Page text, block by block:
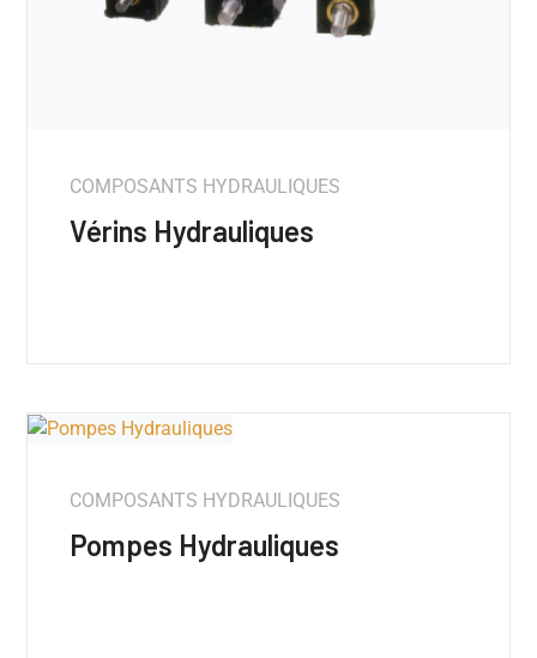
COMPOSANTS HYDRAULIQUES
Vérins Hydrauliques
COMPOSANTS HYDRAULIQUES
Pompes Hydrauliques